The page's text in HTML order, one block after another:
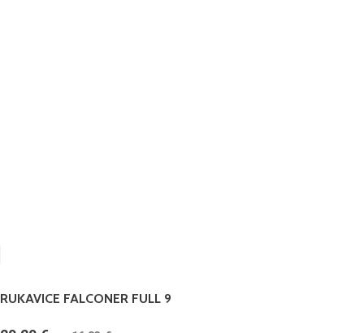
RUKAVICE FALCONER FULL 9